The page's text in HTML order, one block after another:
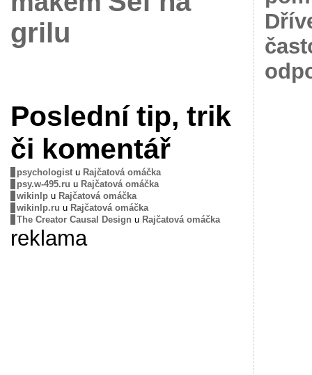
grilu
Poslední tip, trik
či komentář
psychologistu Rajčatová omáčka
psy.w-495.ru u Rajčatová omáčka
wikinlpu Rajčatová omáčka
wikinlp.ru u Rajčatová omáčka
The Creator Causal Design u Rajčatová omáčka
reklama